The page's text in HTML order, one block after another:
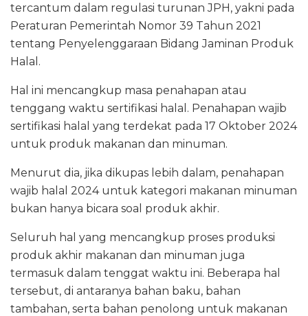
tercantum dalam regulasi turunan JPH, yakni pada
Peraturan Pemerintah Nomor 39 Tahun 2021
tentang Penyelenggaraan Bidang Jaminan Produk
Halal.
Hal ini mencangkup masa penahapan atau
tenggang waktu sertifikasi halal. Penahapan wajib
sertifikasi halal yang terdekat pada 17 Oktober 2024
untuk produk makanan dan minuman.
Menurut dia, jika dikupas lebih dalam, penahapan
wajib halal 2024 untuk kategori makanan minuman
bukan hanya bicara soal produk akhir.
Seluruh hal yang mencangkup proses produksi
produk akhir makanan dan minuman juga
termasuk dalam tenggat waktu ini. Beberapa hal
tersebut, di antaranya bahan baku, bahan
tambahan, serta bahan penolong untuk makanan